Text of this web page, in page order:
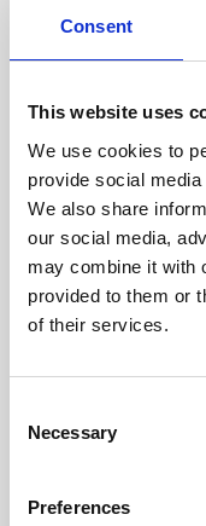
Consent
This website uses
We use cookies to
provide social
We also share
our social media,
may combine it with
provided to them or
of their services.
Selection
Necessary
Preferences
Z